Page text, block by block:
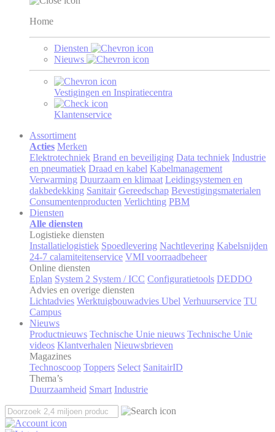
Home
Diensten
Nieuws
Vestigingen en Inspiratiecentra
Klantenservice
Assortiment
Acties Merken
Elektrotechniek Brand en beveiliging Data techniek Industrie
en pneumatiek Draad en kabel Kabelmanagement
Verwarming Duurzaam en klimaat Leidingsystemen en
dakbedekking Sanitair Gereedschap Bevestigingsmaterialen
Consumentenproducten Verlichting PBM
Diensten
Alle diensten
Logistieke diensten
Installatielogistiek Spoedlevering Nachtlevering Kabelsnijden
24-7 calamiteitenservice VMI voorraadbeheer
Online diensten
Eplan System 2 System / ICC Configuratietools DEDDO
Advies en overige diensten
Lichtadvies Werktuigbouwadvies Ubel Verhuurservice TU
Campus
Nieuws
Productnieuws Technische Unie nieuws Technische Unie
videos Klantverhalen Nieuwsbrieven
Magazines
Technoscoop Toppers Select SanitairID
Thema’s
Duurzaamheid Smart Industrie